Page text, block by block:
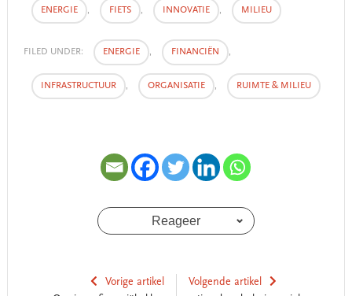
ENERGIE , FIETS , INNOVATIE , MILIEU
FILED UNDER: ENERGIE , FINANCIËN ,
INFRASTRUCTUUR , ORGANISATIE , RUIMTE & MILIEU
Reageer
Vorige artikel
Volgende artikel